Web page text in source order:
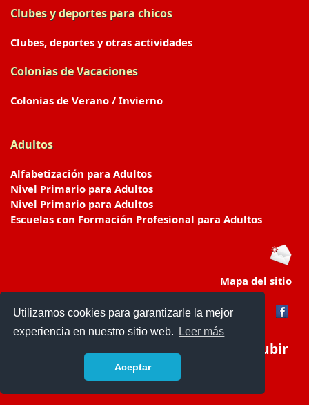
Utilizamos cookies para garantizarle la mejor
experiencia en nuestro sitio web.
Leer más
Aceptar
Clubes y deportes para chicos
Clubes, deportes y otras actividades
Colonias de Vacaciones
Colonias de Verano / Invierno
Adultos
Alfabetización para Adultos
Nivel Primario para Adultos
Nivel Primario para Adultos
Escuelas con Formación Profesional para Adultos
Mapa del sitio
Subir